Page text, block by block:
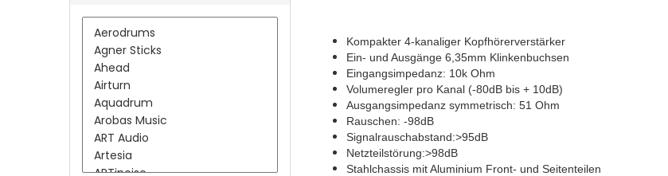
Kompakter 4-kanaliger Kopfhörerverstärker
Ein- und Ausgänge 6,35mm Klinkenbuchsen
Eingangsimpedanz: 10k Ohm
Volumeregler pro Kanal (-80dB bis + 10dB)
Ausgangsimpedanz symmetrisch: 51 Ohm
Rauschen: -98dB
Signalrauschabstand:>95dB
Netzteilstörung:>98dB
Stahlchassis mit Aluminium Front- und Seitenteilen